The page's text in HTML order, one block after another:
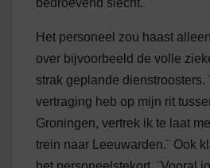
bedroevend slecht.¨
Het personeel zou haast
over bijvoorbeeld de volle
strak geplande dienstroosters.
vertraging heb op mijn rit
Groningen, vertrek ik te laat
trein naar Leeuwarden.¨ Ook